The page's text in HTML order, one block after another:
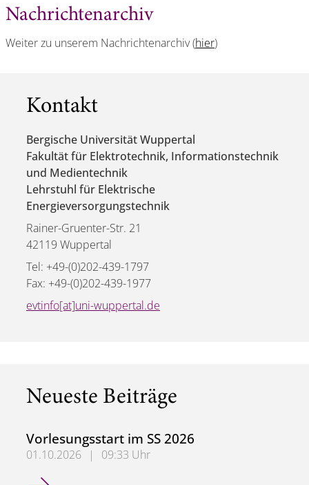
Nachrichtenarchiv
Weiter zu unserem Nachrichtenarchiv (hier)
Kontakt
Bergische Universität Wuppertal
Fakultät für Elektrotechnik, Informationstechnik
und Medientechnik
Lehrstuhl für Elektrische
Energieversorgungstechnik
Rainer-Gruenter-Str. 21
42119 Wuppertal
Tel: +49-(0)202-439-1797
Fax: +49-(0)202-439-1977
evtinfo[at]uni-wuppertal.de
Neueste Beiträge
Vorlesungsstart im SS 2026
01.10.2026 |
09:33 Uhr
Vorlesungsstart im SS 2026